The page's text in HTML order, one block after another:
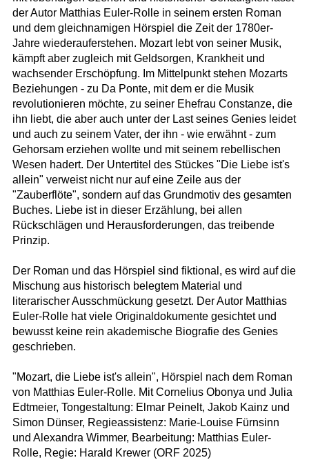
der Autor Matthias Euler-Rolle in seinem ersten Roman
und dem gleichnamigen Hörspiel die Zeit der 1780er-
Jahre wiederauferstehen. Mozart lebt von seiner Musik,
kämpft aber zugleich mit Geldsorgen, Krankheit und
wachsender Erschöpfung. Im Mittelpunkt stehen Mozarts
Beziehungen - zu Da Ponte, mit dem er die Musik
revolutionieren möchte, zu seiner Ehefrau Constanze, die
ihn liebt, die aber auch unter der Last seines Genies leidet
und auch zu seinem Vater, der ihn - wie erwähnt - zum
Gehorsam erziehen wollte und mit seinem rebellischen
Wesen hadert. Der Untertitel des Stückes "Die Liebe ist's
allein" verweist nicht nur auf eine Zeile aus der
"Zauberflöte", sondern auf das Grundmotiv des gesamten
Buches. Liebe ist in dieser Erzählung, bei allen
Rückschlägen und Herausforderungen, das treibende
Prinzip.
Der Roman und das Hörspiel sind fiktional, es wird auf die
Mischung aus historisch belegtem Material und
literarischer Ausschmückung gesetzt. Der Autor Matthias
Euler-Rolle hat viele Originaldokumente gesichtet und
bewusst keine rein akademische Biografie des Genies
geschrieben.
"Mozart, die Liebe ist's allein", Hörspiel nach dem Roman
von Matthias Euler-Rolle. Mit Cornelius Obonya und Julia
Edtmeier, Tongestaltung: Elmar Peinelt, Jakob Kainz und
Simon Dünser, Regieassistenz: Marie-Louise Fürnsinn
und Alexandra Wimmer, Bearbeitung: Matthias Euler-
Rolle, Regie: Harald Krewer (ORF 2025)